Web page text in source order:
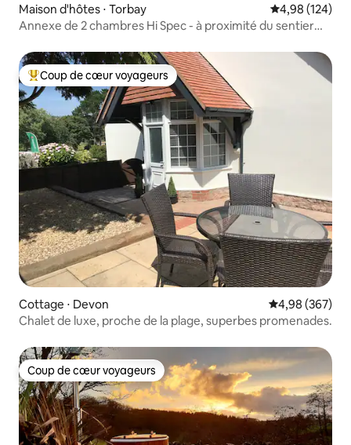
Maison d'hôtes ⋅ Torbay Évaluation
4,98 (124)
Annexe de 2 chambres Hi Spec - à proximité du sentier
Coups de cœur voyageurs les plus appréciés
Coup de cœur voyageurs
Cottage ⋅ Devon Évaluation
4,98 (367)
Chalet de luxe, proche de la plage, superbes promenades.
Coup de cœur voyageurs
Coup de cœur voyageurs